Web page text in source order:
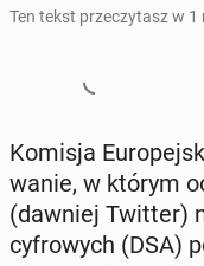
Ten tekst przeczytasz w 1
Komisja
wa­nie, w którym
(dawniej Twitter)
cy­fro­wych (DSA)